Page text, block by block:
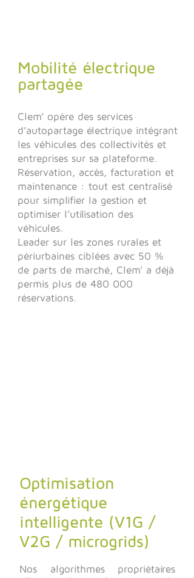
Mobilité électrique
partagée
Clem’ opère des services
d’autopartage électrique intégrant
les véhicules des collectivités et
entreprises sur sa plateforme.
Réservation, accès, facturation et
maintenance : tout est centralisé
pour simplifier la gestion et
optimiser l’utilisation des
véhicules.
Leader sur les zones rurales et
périurbaines ciblées avec 50 %
de parts de marché, Clem’ a déjà
permis plus de 480 000
réservations.
Optimisation
énergétique
intelligente (V1G /
V2G / microgrids)
Nos algorithmes propriétaires